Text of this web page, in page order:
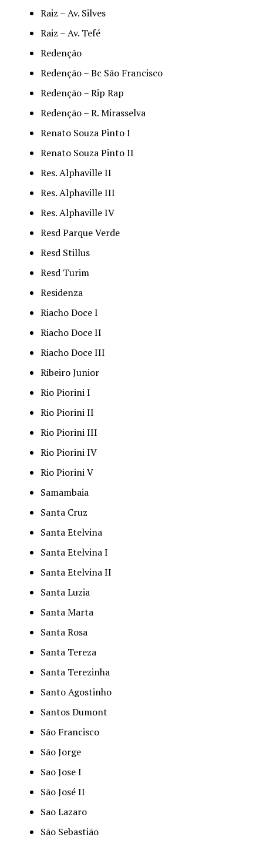
Raiz – Av. Silves
Raiz – Av. Tefé
Redenção
Redenção – Bc São Francisco
Redenção – Rip Rap
Redenção – R. Mirasselva
Renato Souza Pinto I
Renato Souza Pinto II
Res. Alphaville II
Res. Alphaville III
Res. Alphaville IV
Resd Parque Verde
Resd Stillus
Resd Turim
Residenza
Riacho Doce I
Riacho Doce II
Riacho Doce III
Ribeiro Junior
Rio Piorini I
Rio Piorini II
Rio Piorini III
Rio Piorini IV
Rio Piorini V
Samambaia
Santa Cruz
Santa Etelvina
Santa Etelvina I
Santa Etelvina II
Santa Luzia
Santa Marta
Santa Rosa
Santa Tereza
Santa Terezinha
Santo Agostinho
Santos Dumont
São Francisco
São Jorge
Sao Jose I
São José II
Sao Lazaro
São Sebastião